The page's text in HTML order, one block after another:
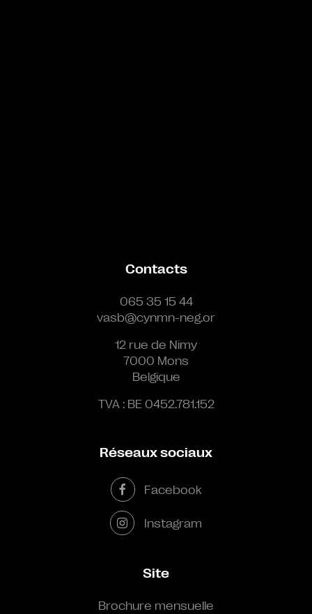
Contacts
065 35 15 44
vasb@cynmn-neg.or
12 rue de Nimy
7000 Mons
Belgique
TVA : BE 0452.781.152
Réseaux sociaux
Facebook
Instagram
Site
Brochure mensuelle